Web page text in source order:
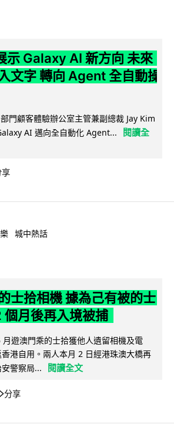
示 Galaxy AI 新方向 未來
文字 轉向 Agent 全自動操
門顧客體驗辦公室主管兼副總裁 Jay Kim
AI 邁向全自動化 Agent...
閱讀全
城中熱話
士拾相機 據為己有被的士
個月後再入境被捕
遊澳門乘的士拾獲他人遺留相機及電
港自用。兩人本月 2 日經港珠澳大橋再
警察局...
閱讀全文
分享